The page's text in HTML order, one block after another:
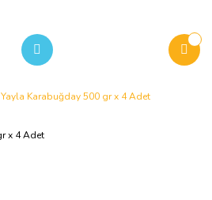
Yayla Karabuğday 500 gr x 4 Adet